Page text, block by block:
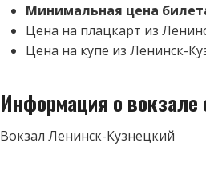
Минимальная цена
Цена на плацкарт из
Цена на купе из Ленинск-
Информация о вокзале
Вокзал Ленинск-Кузнецкий